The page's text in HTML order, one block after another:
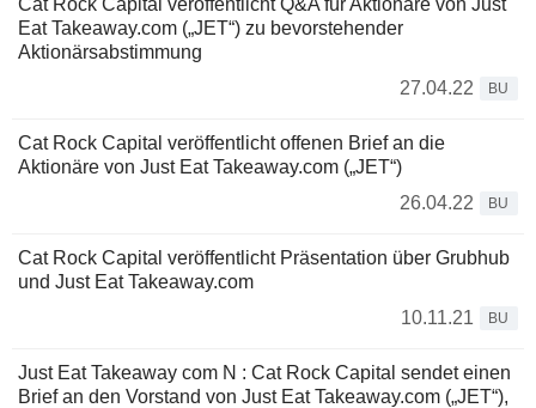
Eat Takeaway.com („JET“) zu bevorstehender
Aktionärsabstimmung
27.04.22
BU
Cat Rock Capital veröffentlicht offenen Brief an die
Aktionäre von Just Eat Takeaway.com („JET“)
26.04.22
BU
Cat Rock Capital veröffentlicht Präsentation über Grubhub
und Just Eat Takeaway.com
10.11.21
BU
Just Eat Takeaway com N : Cat Rock Capital sendet einen
Brief an den Vorstand von Just Eat Takeaway.com („JET“),